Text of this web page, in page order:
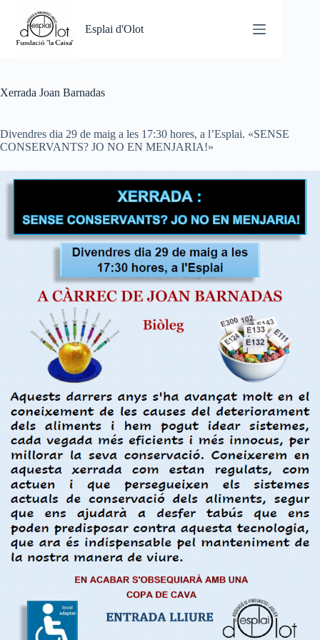
contingut
Esplai d'Olot
Xerrada Joan Barnadas
Divendres dia 29 de maig a les 17:30 hores, a l’Esplai. «SENSE
CONSERVANTS? JO NO EN MENJARIA!»